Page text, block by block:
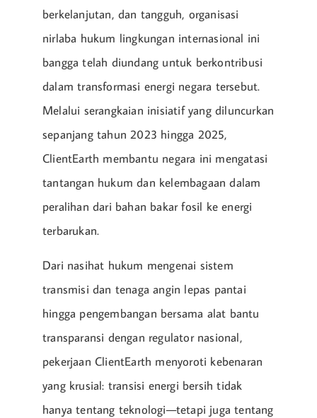
berkelanjutan, dan tangguh, organisasi
nirlaba hukum lingkungan internasional ini
bangga telah diundang untuk berkontribusi
dalam transformasi energi negara tersebut.
Melalui serangkaian inisiatif yang diluncurkan
sepanjang tahun 2023 hingga 2025,
ClientEarth membantu negara ini mengatasi
tantangan hukum dan kelembagaan dalam
peralihan dari bahan bakar fosil ke energi
terbarukan.
Dari nasihat hukum mengenai sistem
transmisi dan tenaga angin lepas pantai
hingga pengembangan bersama alat bantu
transparansi dengan regulator nasional,
pekerjaan ClientEarth menyoroti kebenaran
yang krusial: transisi energi bersih tidak
hanya tentang teknologi—tetapi juga tentang